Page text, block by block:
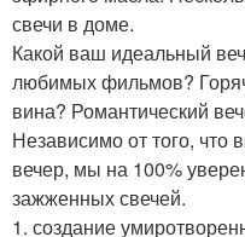
свечи в доме.
Какой ваш идеальный
любимых фильмов?
вина? Романтический
Независимо от того, что
вечер, мы на 100%
зажженных свечей.
1. создание